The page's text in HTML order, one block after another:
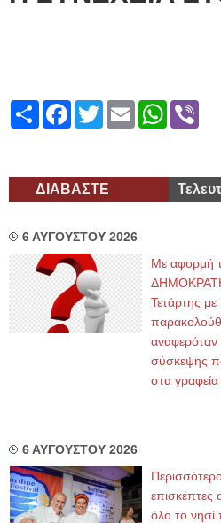
ShareFacebook
TwitterEmail
ΔΙΑΒΑΣΤΕ
6 ΑΥΓΟΥΣΤΟΥ 2026
Με αφορμή
ΔΗΜΟΚΡΑΤΗ
Τετάρτης
αναφερόταν
σύσκεψης
στα γραφεία
6 ΑΥΓΟΥΣΤΟΥ 2026
επισκέπτες
όλο το